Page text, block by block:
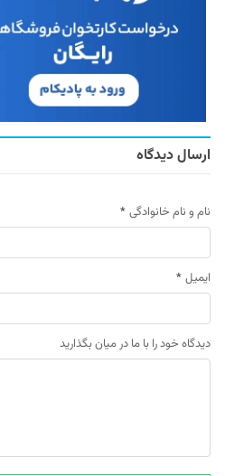
ارسال دیدگاه
نام و نام خانوادگی *
ایمیل *
دیدگاه خود را با ما در میان بگذارید